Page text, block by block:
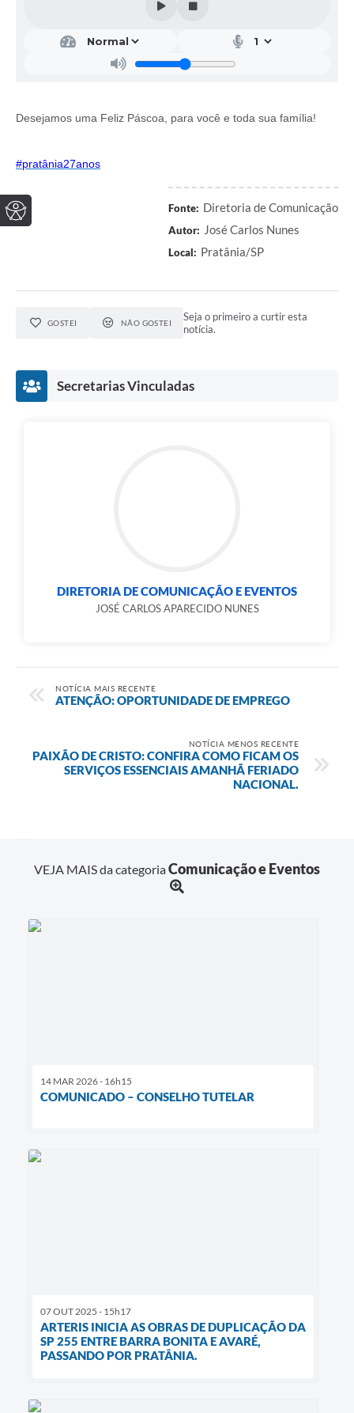
Desejamos uma Feliz Páscoa, para você e toda sua família!
#pratânia27anos
Fonte: Diretoria de Comunicação
Autor: José Carlos Nunes
Local: Pratânia/SP
GOSTEI NÃO GOSTEI
Seja o primeiro a curtir esta
notícia.
Secretarias Vinculadas
DIRETORIA DE COMUNICAÇÃO E EVENTOS
JOSÉ CARLOS APARECIDO NUNES
NOTÍCIA MAIS RECENTE
ATENÇÃO: OPORTUNIDADE DE EMPREGO
NOTÍCIA MENOS RECENTE
PAIXÃO DE CRISTO: CONFIRA COMO FICAM OS
SERVIÇOS ESSENCIAIS AMANHÃ FERIADO
NACIONAL.
VEJA MAIS da categoriaComunicação e Eventos
14 MAR 2026 - 16h15
COMUNICADO – CONSELHO TUTELAR
07 OUT 2025 - 15h17
ARTERIS INICIA AS OBRAS DE DUPLICAÇÃO DA
SP 255 ENTRE BARRA BONITA E AVARÉ,
PASSANDO POR PRATÂNIA.